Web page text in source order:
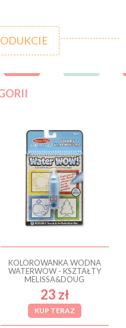
KOLOROWANKA WODNA
WATERWOW - KSZTAŁTY
MELISSA&DOUG
23 zł
KUP TERAZ